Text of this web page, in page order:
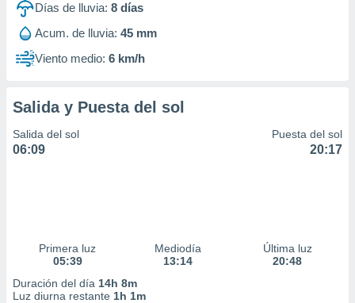
Días de lluvia: 8 días
Acum. de lluvia: 45 mm
Viento medio: 6 km/h
Salida y Puesta del sol
Salida del sol
06:09
Puesta del sol
20:17
Primera luz
05:39
Mediodía
13:14
Última luz
20:48
Duración del día 14h 8m
Luz diurna restante 1h 1m